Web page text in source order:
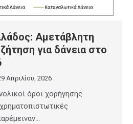
Αμετάβλητη
για δάνεια στο
Απριλίου, 2026
όροι χορήγησης